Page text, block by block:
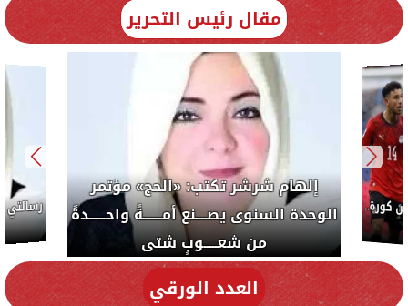
مقال رئيس التحرير
إلهام شرشر تكتب: «الحج» مؤتمر
الوحدة السنوى يصــــنع أمـــــــةً واحــــــدةً
من شعـــــوبٍ شتى
كورة..
العدد الورقي